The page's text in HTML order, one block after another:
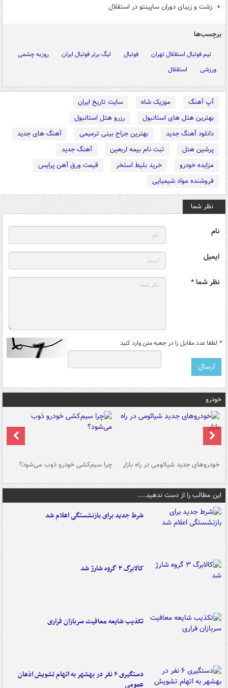
زشت و زیبای دوران ساپینتو در استقلال
برچسب‌ها
تیم فوتبال استقلال تهران فوتبال لیگ برتر فوتبال ایران
روزبه چشمی
ورزشی
استقلال
آپ آهنگ موزیک شاه
سایت تاریخ ایران
بهترین هتل های استانبول
رزرو هتل استانبول
دانلود آهنگ جدید
بهترین جراح بینی ترمیمی
آهنگ های جدید
پرشین هتل
ثبت نام بیمه اربعین
آهنگ جدید
مزایده خودرو
خرید بلیط استخر
قیمت ورق آهن پرایس
فروشنده مواد شیمیایی
نظر شما
نام
ایمیل
نظر شما *
* لطفا عدد مقابل را در جعبه متن وارد کنید
خودرو
خودروهای جدید شیائومی در راه بازار چرا سیم‌کشی خودرو ذوب می‌شود؟
این مطالب را از دست ندهید....
شرط جدید برای بازنشستگی اعلام شد
کالابرگ ۳ گروه شارژ شد
تکذیب شایعه معافیت سربازان فراری
دستگیری ۶ نفر در بهشهر به اتهام تشویش اذهان
عمومی